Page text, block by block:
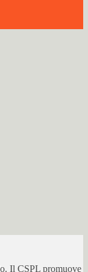
Il CSPL promuove